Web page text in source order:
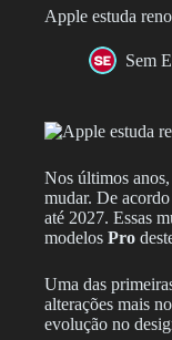
Apple estuda
Sem
Nos últimos anos,
mudar. De
até 2027. Essas
modelos Pro
Uma das
alterações mais
evolução no